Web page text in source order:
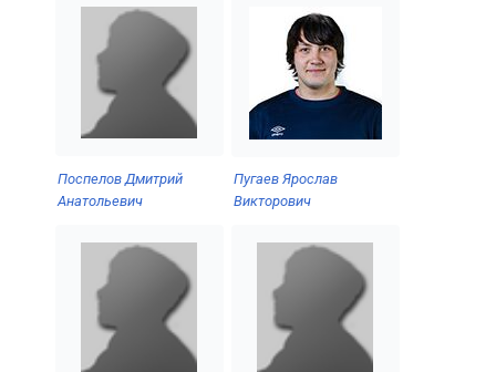
Поспелов Дмитрий
Анатольевич
Пугаев Ярослав
Викторович